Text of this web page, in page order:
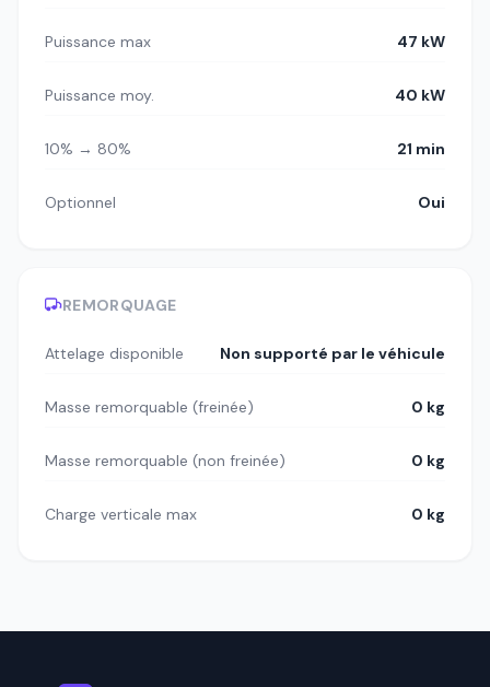
Puissance max 47 kW
Puissance moy. 40 kW
10% → 80% 21 min
Optionnel Oui
REMORQUAGE
Attelage disponible Non supporté par le véhicule
Masse remorquable (freinée) 0 kg
Masse remorquable (non freinée) 0 kg
Charge verticale max 0 kg